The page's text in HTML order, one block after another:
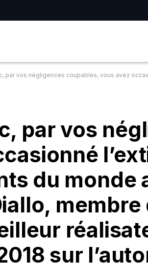
négligences coupables, vous avez occasionné l’extinction d’un des plus
par vos
du monde
sur